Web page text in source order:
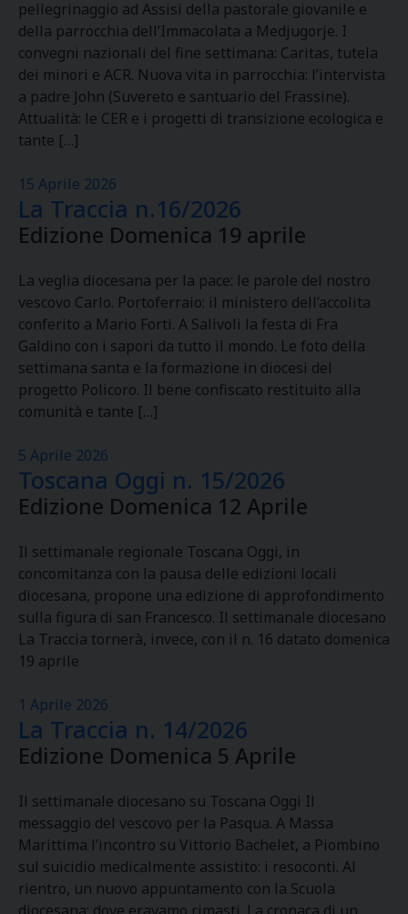
pellegrinaggio ad Assisi della pastorale giovanile e
della parrocchia dell’Immacolata a Medjugorje. I
convegni nazionali del fine settimana: Caritas, tutela
dei minori e ACR. Nuova vita in parrocchia: l’intervista
a padre John (Suvereto e santuario del Frassine).
Attualità: le CER e i progetti di transizione ecologica e
tante […]
15 Aprile 2026
La Traccia n.16/2026
Edizione Domenica 19 aprile
La veglia diocesana per la pace: le parole del nostro
vescovo Carlo. Portoferraio: il ministero dell’accolita
conferito a Mario Forti. A Salivoli la festa di Fra
Galdino con i sapori da tutto il mondo. Le foto della
settimana santa e la formazione in diocesi del
progetto Policoro. Il bene confiscato restituito alla
comunità e tante […]
5 Aprile 2026
Toscana Oggi n. 15/2026
Edizione Domenica 12 Aprile
Il settimanale regionale Toscana Oggi, in
concomitanza con la pausa delle edizioni locali
diocesana, propone una edizione di approfondimento
sulla figura di san Francesco. Il settimanale diocesano
La Traccia tornerà, invece, con il n. 16 datato domenica
19 aprile
1 Aprile 2026
La Traccia n. 14/2026
Edizione Domenica 5 Aprile
Il settimanale diocesano su Toscana Oggi Il
messaggio del vescovo per la Pasqua. A Massa
Marittima l’incontro su Vittorio Bachelet, a Piombino
sul suicidio medicalmente assistito: i resoconti. Al
rientro, un nuovo appuntamento con la Scuola